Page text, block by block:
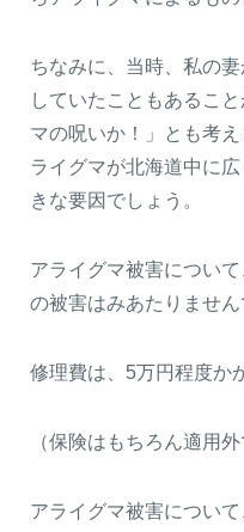
ちなみに、当時、私の
していたこともあるこ
マの呪いか！」とも考
ライグマが北海道中に
きな要因でしょう。
アライグマ被害につい
の被害はみあたりません
修理費は、5万円程度か
（保険はもちろん適用外
アライグマ被害につい